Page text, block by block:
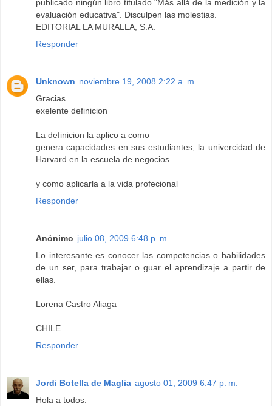
publicado ningún libro titulado "Más allá de la medición y la
evaluación educativa". Disculpen las molestias.
EDITORIAL LA MURALLA, S.A.
Responder
Unknown noviembre 19, 2008 2:22 a. m.
Gracias
exelente definicion
La definicion la aplico a como
genera capacidades en sus estudiantes, la univercidad de
Harvard en la escuela de negocios
y como aplicarla a la vida profecional
Responder
Anónimo julio 08, 2009 6:48 p. m.
Lo interesante es conocer las competencias o habilidades
de un ser, para trabajar o guar el aprendizaje a partir de
ellas.
Lorena Castro Aliaga
CHILE.
Responder
Jordi Botella de Maglia agosto 01, 2009 6:47 p. m.
Hola a todos: